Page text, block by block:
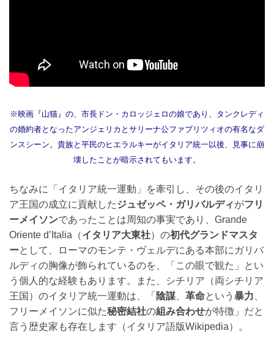
※映画『山猫』の、市長ドン・カロッジェロの娘であり、タンクレディ
の婚約者となったアンジェリカとサリーナ公ファブリツィオの有名なダ
ンスシーン。貴族と平民のヒエラルキーがイタリア統一以後、見事に崩
壊したことが暗示されてもいます。
ちなみに「イタリア統一運動」を牽引し、その後のイタリ
ア王国の成立に貢献したジュゼッペ・ガリバルディがフリ
ーメイソンであったことは周知の事実であり、Grande
Oriente d’Italia（イタリア大東社）の初代グランドマスタ
ーとして、ローマのモンテ・ヴェルデにある本部にガリバ
ルディの胸像が飾られているのを、「この眼で観た」とい
う個人的な経験もあります。また、シチリア（両シチリア
王国）のイタリア統一運動は、「 陰謀 革命という 暴力
フリーメイソンに似た秘密結社の組み合わせが特徴」だと
言う歴史家も存在します（イタリア語版Wikipedia）。